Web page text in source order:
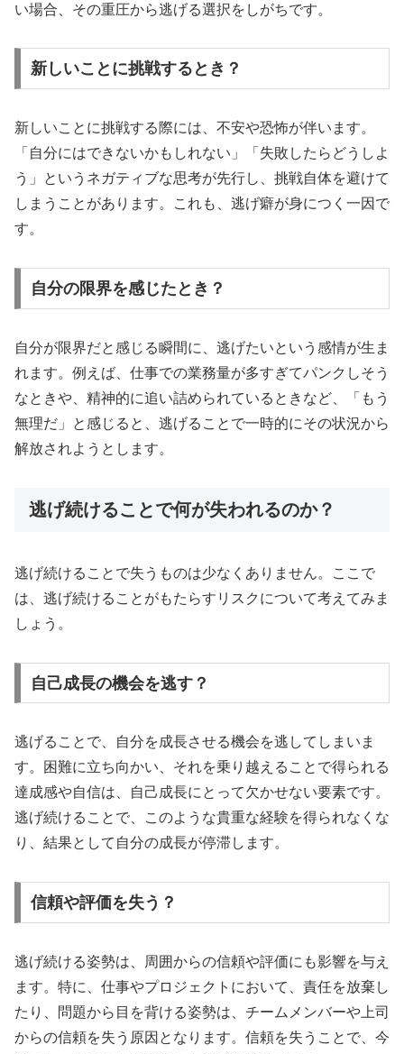
い場合、その重圧から逃げる選択をしがちです。
新しいことに挑戦するとき？
新しいことに挑戦する際には、不安や恐怖が伴います。
「自分にはできないかもしれない」「失敗したらどうしよ
う」というネガティブな思考が先行し、挑戦自体を避けて
しまうことがあります。これも、逃げ癖が身につく一因で
す。
自分の限界を感じたとき？
自分が限界だと感じる瞬間に、逃げたいという感情が生ま
れます。例えば、仕事での業務量が多すぎてパンクしそう
なときや、精神的に追い詰められているときなど、「もう
無理だ」と感じると、逃げることで一時的にその状況から
解放されようとします。
逃げ続けることで何が失われるのか？
逃げ続けることで失うものは少なくありません。ここで
は、逃げ続けることがもたらすリスクについて考えてみま
しょう。
自己成長の機会を逃す？
逃げることで、自分を成長させる機会を逃してしまいま
す。困難に立ち向かい、それを乗り越えることで得られる
達成感や自信は、自己成長にとって欠かせない要素です。
逃げ続けることで、このような貴重な経験を得られなくな
り、結果として自分の成長が停滞します。
信頼や評価を失う？
逃げ続ける姿勢は、周囲からの信頼や評価にも影響を与え
ます。特に、仕事やプロジェクトにおいて、責任を放棄し
たり、問題から目を背ける姿勢は、チームメンバーや上司
からの信頼を失う原因となります。信頼を失うことで、今